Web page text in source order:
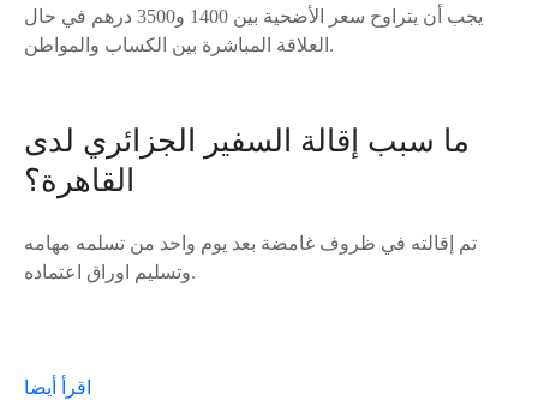
يجب أن يتراوح سعر الأضحية بين 1400 و3500 درهم في حال
العلاقة المباشرة بين الكساب والمواطن.
ما سبب إقالة السفير الجزائري لدى
القاهرة؟
تم إقالته في ظروف غامضة بعد يوم واحد من تسلمه مهامه
وتسليم اوراق اعتماده.
اقرأ أيضا